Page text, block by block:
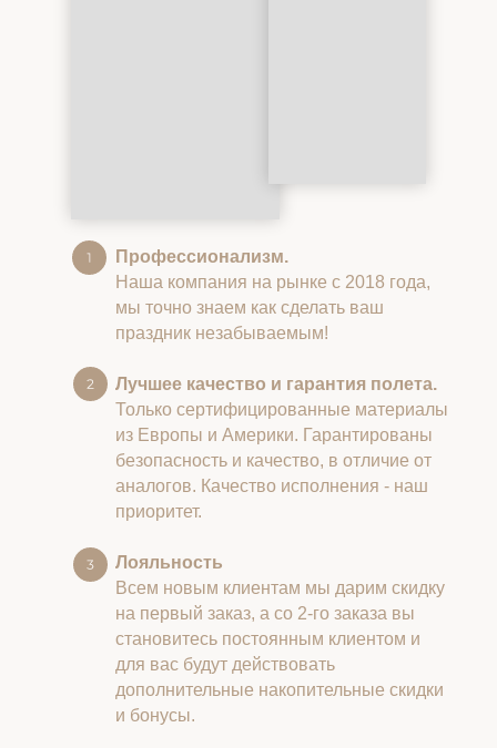
Профессионализм.
Наша компания на рынке с 2018 года,
мы точно знаем как сделать ваш
праздник незабываемым!
Лучшее качество и гарантия полета.
Только сертифицированные материалы
из Европы и Америки. Гарантированы
безопасность и качество, в отличие от
аналогов. Качество исполнения - наш
приоритет.
Лояльность
Всем новым клиентам мы дарим скидку
на первый заказ, а со 2-го заказа вы
становитесь постоянным клиентом и
для вас будут действовать
дополнительные накопительные скидки
и бонусы.